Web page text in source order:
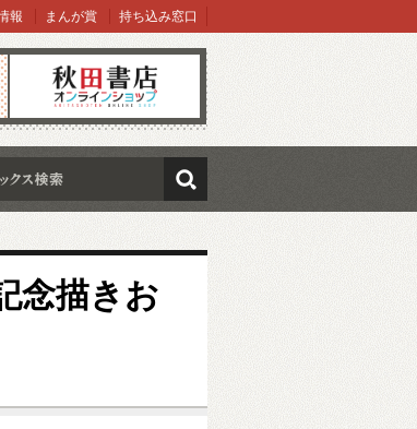
オンラインショップ
報 まんが賞 持ち込み窓口
検索
念描きお